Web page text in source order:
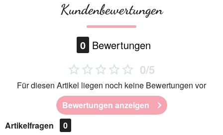
Kundenbewertungen
0 Bewertungen
0/5
Für diesen Artikel liegen noch keine Bewertungen vor
Bewertungen anzeigen
Artikelfragen
0